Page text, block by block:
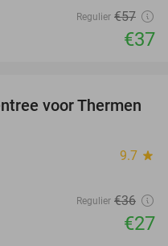
Regulier €57
€37
25%
voor Thermen
9.7 star
Regulier €36
€27